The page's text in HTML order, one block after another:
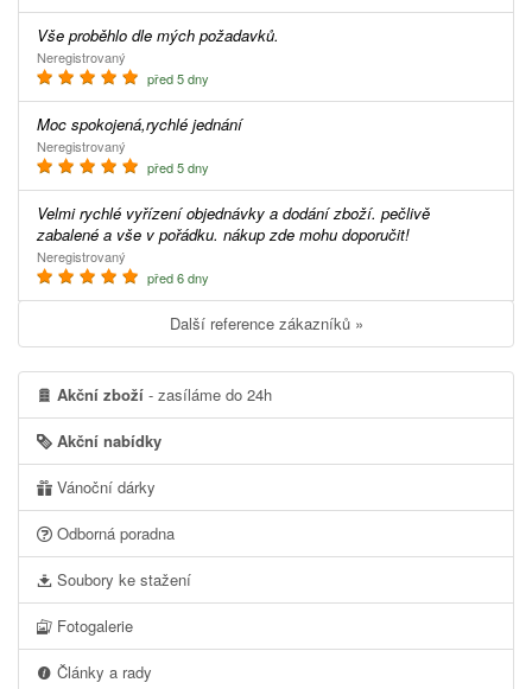
Vše proběhlo dle mých požadavků.
Neregistrovaný
před 5 dny
Moc spokojená,rychlé jednání
Neregistrovaný
před 5 dny
Velmi rychlé vyřízení objednávky a dodání zboží. pečlivě
zabalené a vše v pořádku. nákup zde mohu doporučit!
Neregistrovaný
před 6 dny
Další reference zákazníků »
Akční zboží - zasíláme do 24h
Akční nabídky
Vánoční dárky
Odborná poradna
Soubory ke stažení
Fotogalerie
Články a rady